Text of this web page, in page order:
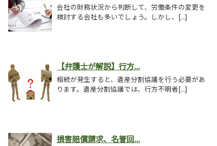
会社の財務状況から判断して、労働条件の変更を
検討する会社も多いでしょう。しかし、[...]
【弁護士が解説】行方...
相続が発生すると、遺産分割協議を行う必要があ
ります。遺産分割協議では、行方不明者[...]
損害賠償請求、名誉回...